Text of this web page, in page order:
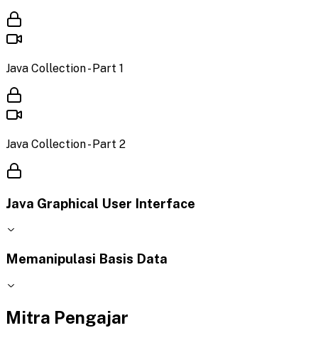
Java Collection - Part 1
Java Collection - Part 2
Java Graphical User Interface
Memanipulasi Basis Data
Mitra Pengajar